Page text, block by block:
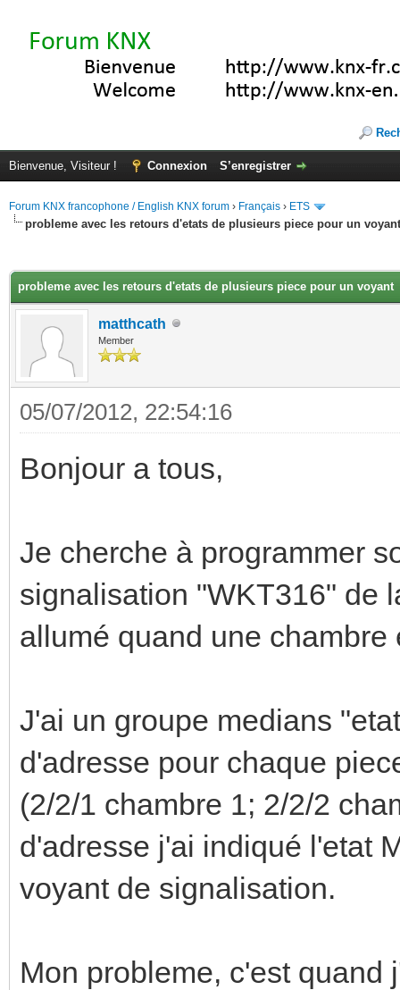
Bienvenue, Visiteur ! Connexion S’enregistrer
Forum KNX francophone / English KNX forum › Français › ETS
probleme avec les retours d'etats de plusieurs piece pour un voyant
probleme avec les retours d'etats de plusieurs piece pour un voyant
matthcath
Member
05/07/2012, 22:54:16
Bonjour a tous,
Je cherche à programmer
signalisation "WKT316" de
allumé quand une chambre
J'ai un groupe medians
d'adresse pour chaque
(2/2/1 chambre 1; 2/2/2
d'adresse j'ai indiqué l'etat
voyant de signalisation.
Mon probleme, c'est quand